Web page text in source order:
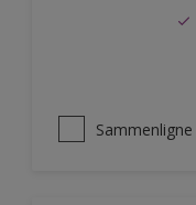
Sammenligne